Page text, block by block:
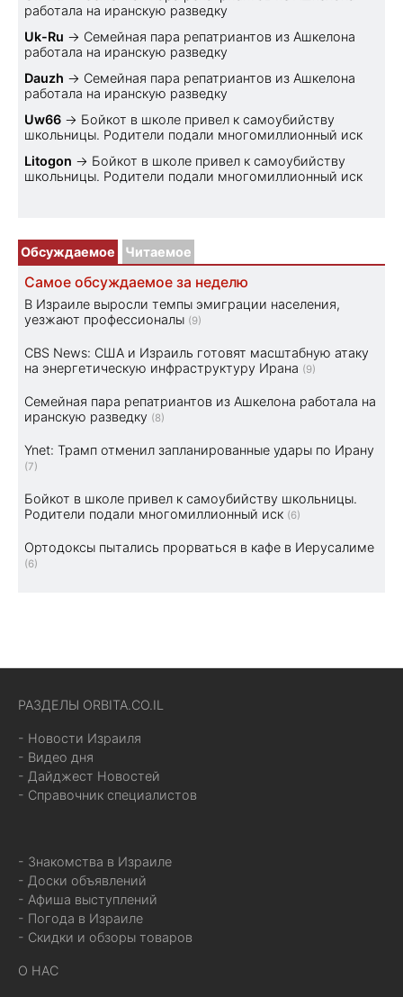
работала на иранскую разведку
Uk-Ru → Семейная пара репатриантов из Ашкелона
работала на иранскую разведку
Dauzh → Семейная пара репатриантов из Ашкелона
работала на иранскую разведку
Uw66 → Бойкот в школе привел к самоубийству
школьницы. Родители подали многомиллионный иск
Litogon → Бойкот в школе привел к самоубийству
школьницы. Родители подали многомиллионный иск
Обсуждаемое Читаемое
Самое обсуждаемое за неделю
В Израиле выросли темпы эмиграции населения,
уезжают профессионалы (9)
CBS News: США и Израиль готовят масштабную атаку
на энергетическую инфраструктуру Ирана (9)
Семейная пара репатриантов из Ашкелона работала на
иранскую разведку (8)
Ynet: Трамп отменил запланированные удары по Ирану
(7)
Бойкот в школе привел к самоубийству школьницы.
Родители подали многомиллионный иск (6)
Ортодоксы пытались прорваться в кафе в Иерусалиме
(6)
РАЗДЕЛЫ ORBITA.CO.IL
- Новости Израиля
- Видео дня
- Дайджест Новостей
- Справочник специалистов
- Знакомства в Израиле
- Доски объявлений
- Афиша выступлений
- Погода в Израиле
- Скидки и обзоры товаров
О НАС